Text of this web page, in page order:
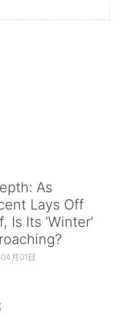
As
Lays Off
Is Its ‘Winter’
月01日